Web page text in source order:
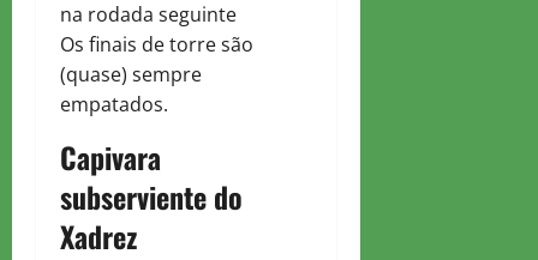
na rodada seguinte
Os finais de torre são
(quase) sempre
empatados.
Capivara
subserviente do
Xadrez